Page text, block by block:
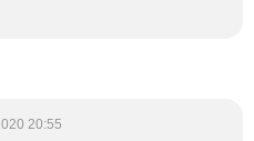
20:55